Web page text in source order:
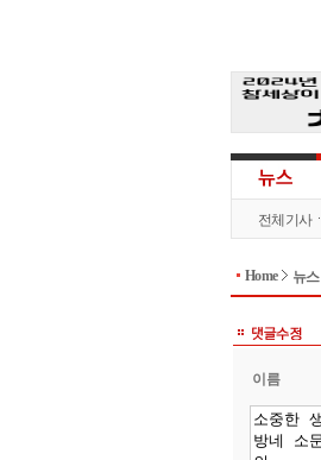
전체기사
Home 뉴스
이름